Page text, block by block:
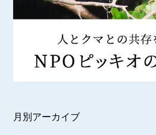
月別アーカイブ